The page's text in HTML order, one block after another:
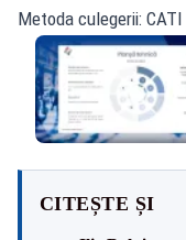
Metoda culegerii:
CITEȘTE ȘI